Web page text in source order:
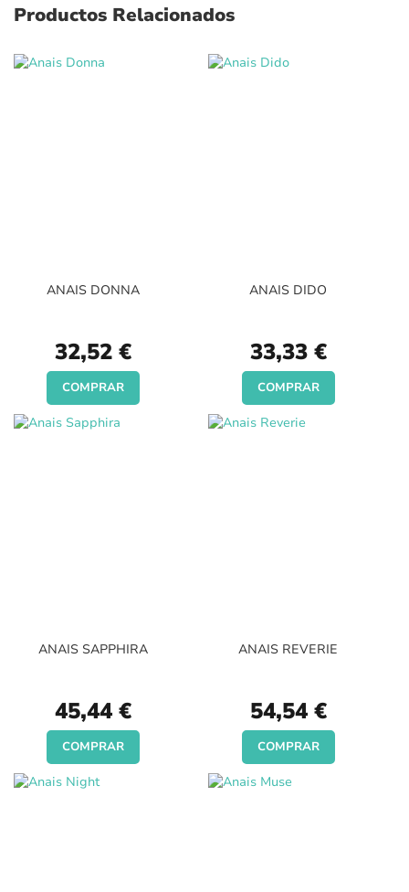
Productos Relacionados
ANAIS DONNA
32,52 €
COMPRAR
ANAIS DIDO
33,33 €
COMPRAR
ANAIS SAPPHIRA
45,44 €
COMPRAR
ANAIS REVERIE
54,54 €
COMPRAR